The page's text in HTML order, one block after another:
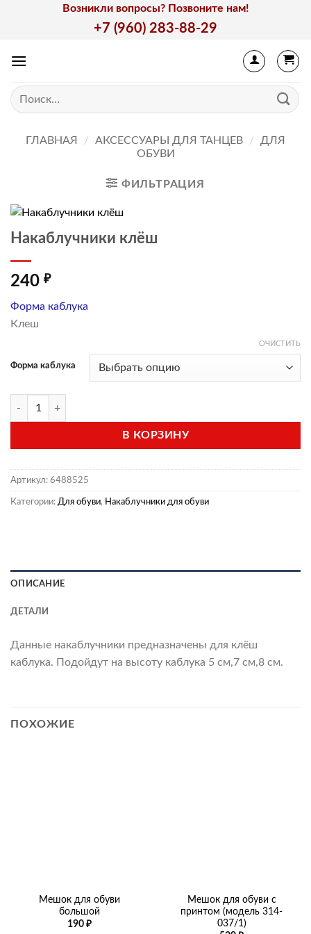
Возникли вопросы? Позвоните нам!
+7 (960) 283-88-29
Искать:
ГЛАВНАЯ / АКСЕССУАРЫ ДЛЯ ТАНЦЕВ /
ДЛЯ
ОБУВИ
ФИЛЬТРАЦИЯ
Накаблучники клёш
240 ₽
Форма каблука
Клеш
Форма каблука
ОЧИСТИТЬ
Количество товара Накаблучники клёш
В КОРЗИНУ
Артикул: 6488525
Категории: Для обуви, Накаблучники для обуви
ОПИСАНИЕ
ДЕТАЛИ
Данные накаблучники предназначены для клёш
каблука. Подойдут на высоту каблука 5 см,7 см,8 см.
ПОХОЖИЕ
Мешок для обуви
большой
190 ₽
Мешок для обуви с
принтом (модель 314-
037/1)